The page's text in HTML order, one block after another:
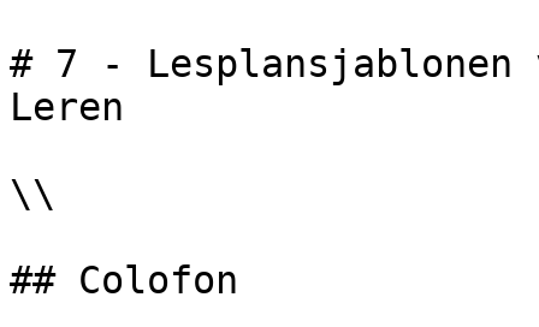
# 7 - Lesplansjablonen
Leren
\\
## Colofon